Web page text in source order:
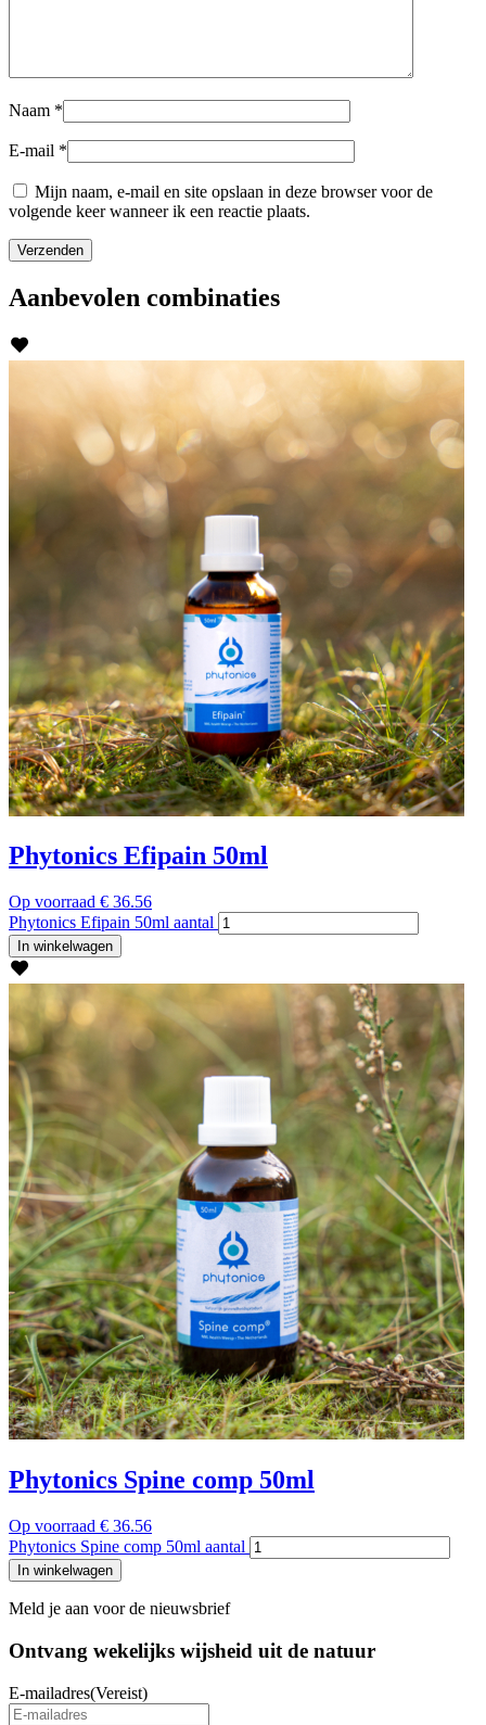
Naam *
E-mail *
Mijn naam, e-mail en site opslaan in deze browser voor de
volgende keer wanneer ik een reactie plaats.
Aanbevolen combinaties
Phytonics Efipain 50ml
Op voorraad € 36.56
Phytonics Efipain 50ml aantal
In winkelwagen
Phytonics Spine comp 50ml
Op voorraad € 36.56
Phytonics Spine comp 50ml aantal
In winkelwagen
Meld je aan voor de nieuwsbrief
Ontvang wekelijks wijsheid uit de natuur
E-mailadres(Vereist)